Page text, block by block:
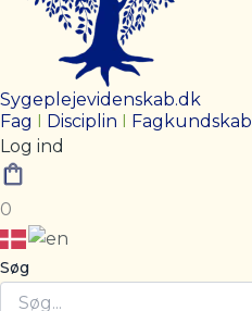
Sygeplejevidenskab.dk
Fag I Disciplin I Fagkundskab
Log ind
0
Søg